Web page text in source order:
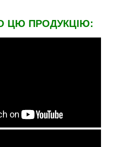
ЦЮ ПРОДУКЦIЮ: